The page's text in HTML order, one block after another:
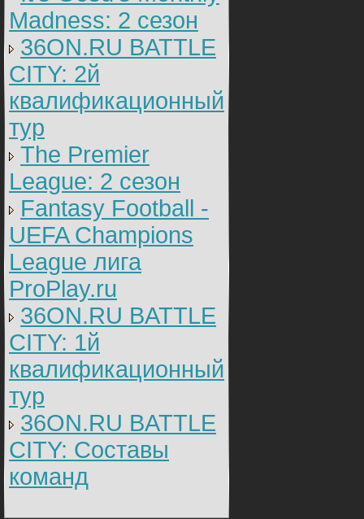
Madness: 2 сезон
36ON.RU BATTLE
CITY: 2й
квалификационный
тур
The Premier
League: 2 cезон
Fantasy Football -
UEFA Champions
League лига
ProPlay.ru
36ON.RU BATTLE
CITY: 1й
квалификационный
тур
36ON.RU BATTLE
CITY: Составы
команд